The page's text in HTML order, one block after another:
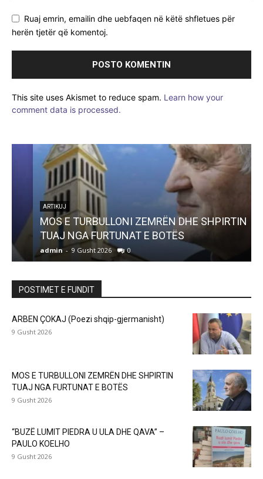
Ruaj emrin, emailin dhe uebfaqen në këtë shfletues për
herën tjetër që komentoj.
This site uses Akismet to reduce spam. Learn how your
comment data is processed.
ARTIKUJ
MOS E TURBULLONI ZEMRËN DHE SHPIRTIN
TUAJ NGA FURTUNAT E BOTËS
admin - 9 Gusht 2026 0
POSTIMET E FUNDIT
ARBEN ÇOKAJ (Poezi shqip-gjermanisht)
9 Gusht 2026
MOS E TURBULLONI ZEMRËN DHE SHPIRTIN
TUAJ NGA FURTUNAT E BOTËS
9 Gusht 2026
“BUZË LUMIT PIEDRA U ULA DHE QAVA” –
PAULO KOELHO
9 Gusht 2026